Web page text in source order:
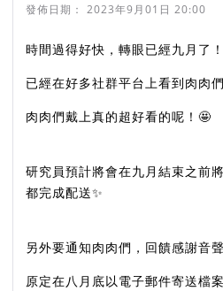
發佈日期： 2023年9月01日 20:00
時間過得好快，轉眼已經九月了！
已經在好多社群平台上看到肉肉
肉肉們戴上真的超好看的呢！🤩
研究員預計將會在九月結束之前
都完成配送✨
另外要通知肉肉們，回饋感謝音
原定在八月底以電子郵件寄送檔